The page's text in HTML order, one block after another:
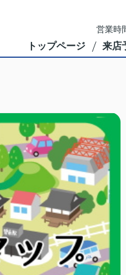
営業時
トップページ 来店